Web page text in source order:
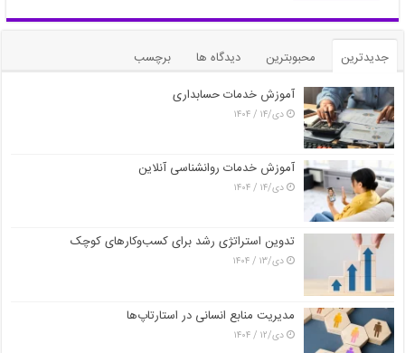
جدیدترین محبوبترین دیدگاه ها
برچسب
آموزش خدمات حسابداری
دی/۱۴ / ۱۴۰۴
آموزش خدمات روانشناسی آنلاین
دی/۱۴ / ۱۴۰۴
تدوین استراتژی رشد برای کسب‌وکارهای کوچک
دی/۱۳ / ۱۴۰۴
مدیریت منابع انسانی در استارتاپ‌ها
دی/۱۲ / ۱۴۰۴